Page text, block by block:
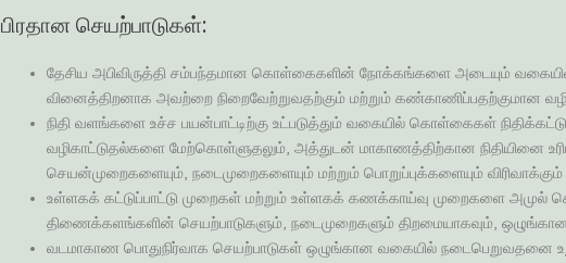
பிரதான செயற்பாடுகள்:
தேசிய அபிவிருத்தி சம்பந்தமான கொள்கைகளின் நோக்கங்களை அடையும் வகையில்
வினைத்திறனாக அவற்றை நிறைவேற்றுவதற்கும் மற்றும் கண்காணிப்பதற்குமான
நிதி வளங்களை உச்ச பயன்பாட்டிற்கு உட்படுத்தும் வகையில் கொள்கைகள்
வழிகாட்டுதல்களை மேற்கொள்ளுதலும், அத்துடன் மாகாணத்திற்கான நிதியினை
செயன்முறைகளையும், நடைமுறைகளையும் மற்றும் பொறுப்புக்களையும்
உள்ளகக் கட்டுப்பாட்டு முறைகள் மற்றும் உள்ளகக் கணக்காய்வு முறைகளை
திணைக்களங்களின் செயற்பாடுகளும், நடைமுறைகளும் திறமையாகவும்,
வடமாகாண பொதுநிர்வாக செயற்பாடுகள் ஒழுங்கான வகையில் நடைபெறுவதனை